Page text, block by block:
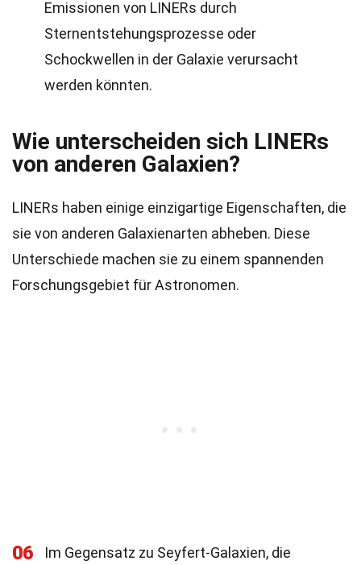
Emissionen von LINERs durch
Sternentstehungsprozesse oder
Schockwellen in der Galaxie verursacht
werden könnten.
Wie unterscheiden sich LINERs
von anderen Galaxien?
LINERs haben einige einzigartige Eigenschaften, die
sie von anderen Galaxienarten abheben. Diese
Unterschiede machen sie zu einem spannenden
Forschungsgebiet für Astronomen.
06
Im Gegensatz zu Seyfert-Galaxien, die